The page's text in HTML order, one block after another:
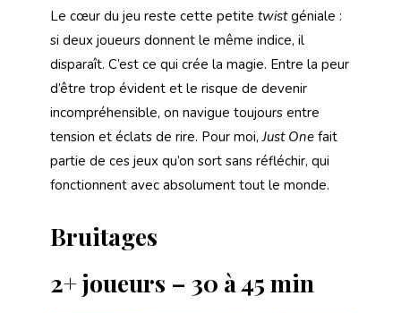
Le cœur du jeu reste cette petite twistgéniale :
si deux joueurs donnent le même indice, il
disparaît. C’est ce qui crée la magie. Entre la peur
d’être trop évident et le risque de devenir
incompréhensible, on navigue toujours entre
tension et éclats de rire. Pour moi,Just One fait
partie de ces jeux qu’on sort sans réfléchir, qui
fonctionnent avec absolument tout le monde.
Bruitages
2+ joueurs – 30 à 45 min